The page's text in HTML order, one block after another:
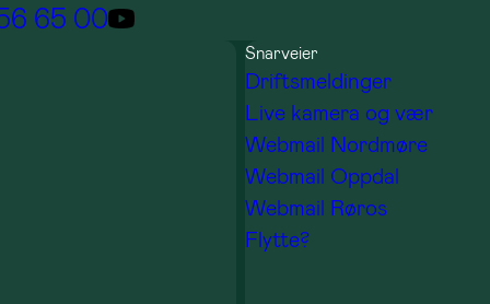
65 00
Snarveier
Driftsmeldinger
Live kamera og vær
Webmail Nordmøre
Webmail Oppdal
Webmail Røros
Flytte?